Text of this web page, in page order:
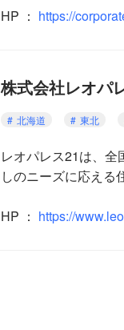
HP ： https://
株式会社レオパ
北海道 東北
レオパレス21は、
しのニーズに応える
HP ： https://